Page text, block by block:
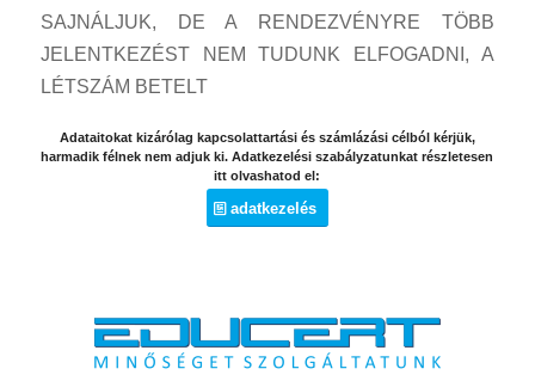
SAJNÁLJUK, DE A RENDEZVÉNYRE TÖBB
JELENTKEZÉST NEM TUDUNK ELFOGADNI, A
LÉTSZÁM BETELT
Adataitokat kizárólag kapcsolattartási és számlázási célból kérjük,
harmadik félnek nem adjuk ki. Adatkezelési szabályzatunkat részletesen
itt olvashatod el:
adatkezelés